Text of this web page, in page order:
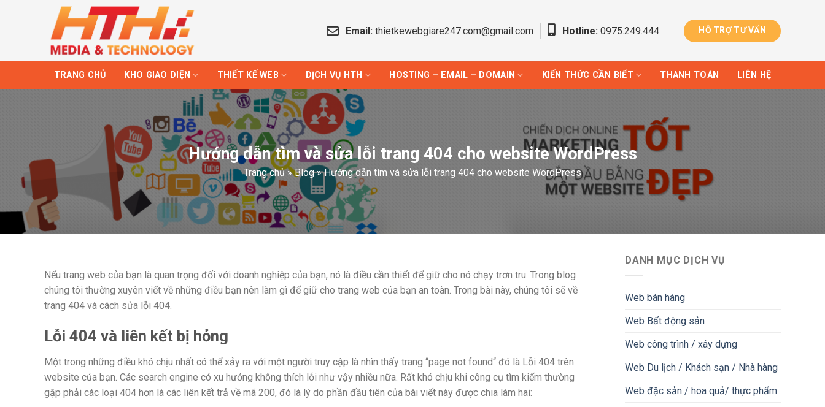
Email: thietkewebgiare247.com@gmail.com Hotline: 0975.249.444 HỖ TRỢ TƯ VẤN
TRANG CHỦ KHO GIAO DIỆN THIẾT KẾ WEB DỊCH VỤ HTH HOSTING – EMAIL – DOMAIN KIẾN THỨC CẦN BIẾT THANH TOÁN LIÊN HỆ
Hướng dẫn tìm và sửa lỗi trang 404 cho website WordPress
Trang chủ»Blog»Hướng dẫn tìm và sửa lỗi trang 404 cho website WordPress
Nếu trang web của bạn là quan trọng đối với doanh nghiệp của bạn, nó là điều cần thiết để giữ cho nó chạy trơn tru. Trong blog
chúng tôi thường xuyên viết về những điều bạn nên làm gì để giữ cho trang web của bạn an toàn. Trong bài này, chúng tôi sẽ về
trang 404 và cách sửa lỗi 404.
Lỗi 404 và liên kết bị hỏng
Một trong những điều khó chịu nhất có thể xảy ra với một người truy cập là nhìn thấy trang “page not found“ đó là Lỗi 404 trên
website của bạn. Các search engine có xu hướng không thích lỗi như vậy nhiều nữa. Rất khó chịu khi công cụ tìm kiếm thường
gặp phải các loại 404 hơn là các liên kết trả về mã 200, đó là lý do phần đầu tiên của bài viết này được chia làm hai:
DANH MỤC DỊCH VỤ
Web bán hàng
Web Bất động sản
Web công trình / xây dựng
Web Du lịch / Khách sạn / Nhà hàng
Web đặc sản / hoa quả/ thực phẩm